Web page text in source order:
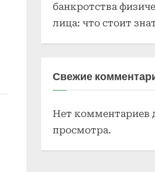
банкротства
лица: что стоит
Свежие
Нет комментариев
просмотра.